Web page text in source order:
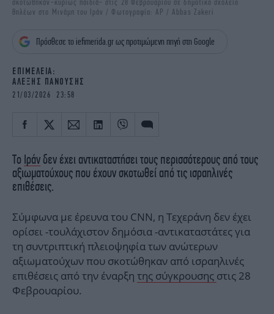
iBOOKS
ΖΩΔΙΑ
MEDIA
ELAMEFORA
NEWSLETTER
σκοτώθηκαν-κυρίως παιδιά- στις 28 Φεβρουαρίου σε δημοτικό σχολείο
θηλέων στο Μινάμπ του Ιράν / Φωτογραφία: AP / Abbas Zakeri
Πρόσθεσε το iefimerida.gr ως προτιμώμενη πηγή στη Google
EΠΙΜΕΛΕΙΑ:
ΑΛΕΞΗΣ ΠΑΝΟΥΣΗΣ
21/03/2026 23:58
Το Ιράν δεν έχει αντικαταστήσει τους περισσότερους από τους
αξιωματούχους που έχουν σκοτωθεί από τις ισραηλινές
επιθέσεις.
Σύμφωνα με έρευνα του CNN, η Τεχεράνη δεν έχει
ορίσει -τουλάχιστον δημόσια -αντικαταστάτες για
τη συντριπτική πλειοψηφία των ανώτερων
αξιωματούχων που σκοτώθηκαν από ισραηλινές
επιθέσεις από την έναρξη της σύγκρουσης στις 28
Φεβρουαρίου.